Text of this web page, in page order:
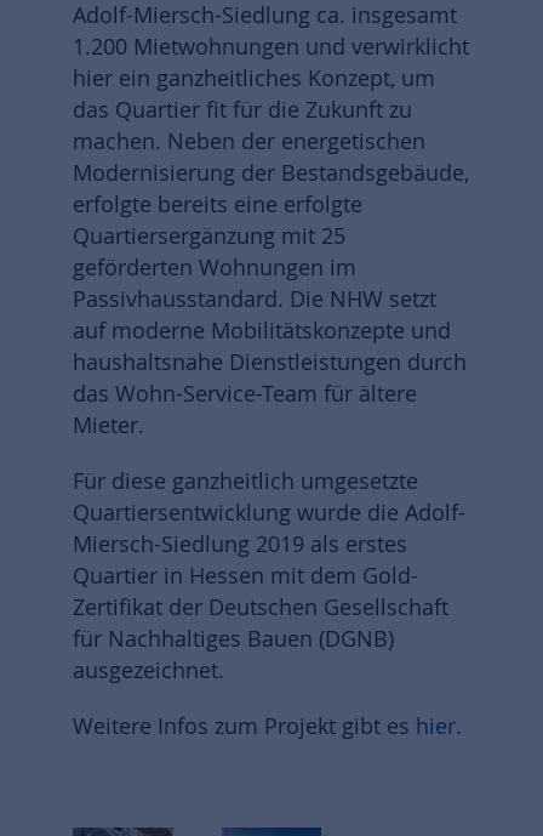
Adolf-Miersch-Siedlung ca. insgesamt
1.200 Mietwohnungen und verwirklicht
hier ein ganzheitliches Konzept, um
das Quartier fit für die Zukunft zu
machen. Neben der energetischen
Modernisierung der Bestandsgebäude,
erfolgte bereits eine erfolgte
Quartiersergänzung mit 25
geförderten Wohnungen im
Passivhausstandard. Die NHW setzt
auf moderne Mobilitätskonzepte und
haushaltsnahe Dienstleistungen durch
das Wohn-Service-Team für ältere
Mieter.
Für diese ganzheitlich umgesetzte
Quartiersentwicklung wurde die Adolf-
Miersch-Siedlung 2019 als erstes
Quartier in Hessen mit dem Gold-
Zertifikat der Deutschen Gesellschaft
für Nachhaltiges Bauen (DGNB)
ausgezeichnet.
Weitere Infos zum Projekt gibt es hier.